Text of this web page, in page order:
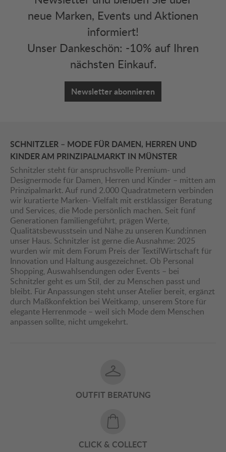
neue Marken, Events und Aktionen
informiert!
Unser Dankeschön: -10% auf Ihren
nächsten Einkauf.
Newsletter abonnieren
SCHNITZLER – MODE FÜR DAMEN, HERREN UND
KINDER AM PRINZIPALMARKT IN MÜNSTER
Schnitzler steht für anspruchsvolle Premium- und
Designermode für Damen, Herren und Kinder – mitten am
Prinzipalmarkt. Auf rund 2.000 Quadratmetern verbinden
wir kuratierte Marken- Vielfalt mit erstklassiger Beratung
und Services, die Mode persönlich machen. Seit fünf
Generationen familiengeführt, prägen Werte,
Qualitätsbewusstsein und Nähe zu unseren Kund:innen
unser Haus. Schnitzler ist gerne die Ausnahme: 2025
wurden wir mit dem Forum Preis der TextilWirtschaft für
Innovation und Haltung ausgezeichnet. Ob Personal
Shopping, Auswahlsendungen oder Events – bei
Schnitzler geht es um Stil, der zu Menschen passt und
bleibt. Für Anpassungen steht unser Atelier bereit, ergänzt
durch Maßkonfektion bei Weitkamp, unserem Store für
elegante Herrenmode – weil sich Mode dem Menschen
anpassen sollte, nicht umgekehrt.
OUTFIT BERATUNG
CLICK & COLLECT